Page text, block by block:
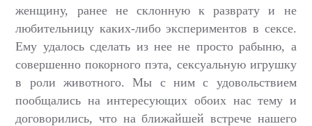
женщину, ранее не склонную к разврату и не
любительницу каких-либо экспериментов в сексе.
Ему удалось сделать из нее не просто рабыню, а
совершенно покорного пэта, сексуальную игрушку
в роли животного. Мы с ним с удовольствием
пообщались на интересующих обоих нас тему и
договорились, что на ближайшей встрече нашего